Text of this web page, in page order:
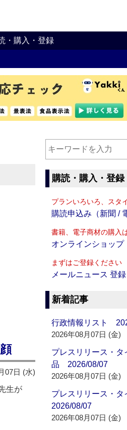
・購入・登録
07日 (水)
生が
購読・購入・登録
プランいろいろ、スタ
購読申込み（新聞 /
書籍、電子商材の購入
オンラインショップ
まずはご登録ください
メールニュース 登録
新着記事
行政情報リスト
2026年08月07日 (金)
プレスリリース・タ
品 2026/08/07
2026年08月07日 (金)
プレスリリース・
2026/08/07
2026年08月07日 (金)